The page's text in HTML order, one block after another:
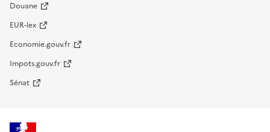
Douane
EUR-lex
Economie.gouv.fr
Impots.gouv.fr
Sénat